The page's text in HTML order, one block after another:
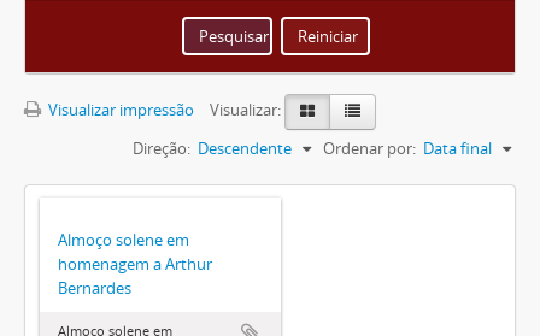
Visualizar impressão
Visualizar:
Ordenar por: Data final
Direção: Descendente
Almoço solene em
homenagem a Arthur
Bernardes
Almoço solene em